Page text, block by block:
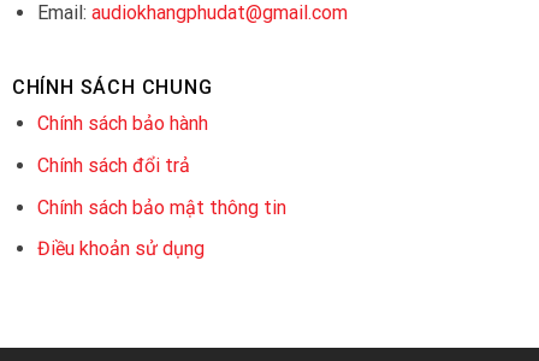
Email: audiokhangphudat@gmail.com
CHÍNH SÁCH CHUNG
Chính sách bảo hành
Chính sách đổi trả
Chính sách bảo mật thông tin
Điều khoản sử dụng